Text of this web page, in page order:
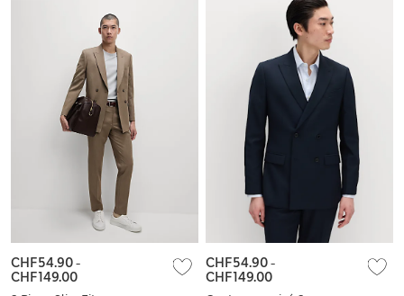
CHF54.90-
CHF149.00
CHF54.90-
CHF149.00